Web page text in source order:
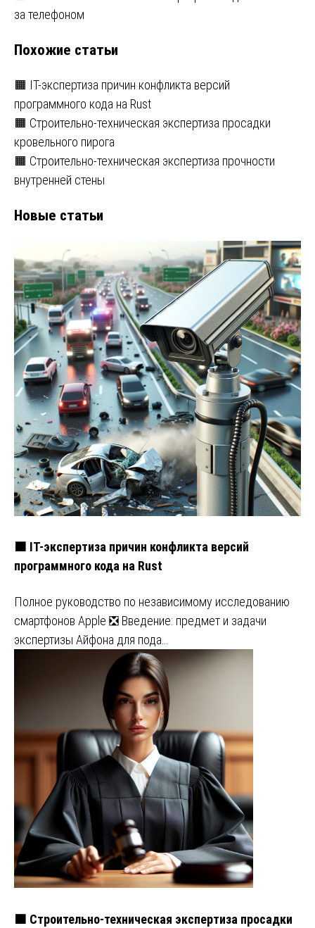
записям
за телефоном
Похожие статьи
🟧 IT-экспертиза причин конфликта версий
программного кода на Rust
🟧 Строительно-техническая экспертиза просадки
кровельного пирога
🟧 Строительно-техническая экспертиза прочности
внутренней стены
Новые статьи
🟧 IT-экспертиза причин конфликта версий
программного кода на Rust
Полное руководство по независимому исследованию
смартфонов Apple ❎ Введение: предмет и задачи
экспертизы Айфона для пода…
🟧 Строительно-техническая экспертиза просадки